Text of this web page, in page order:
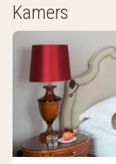
Kamers